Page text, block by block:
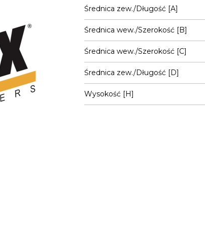
Średnica zew./Długość [A]
Średnica wew./Szerokość [B]
Średnica wew./Szerokość [C]
Średnica zew./Długość [D]
Wysokość [H]